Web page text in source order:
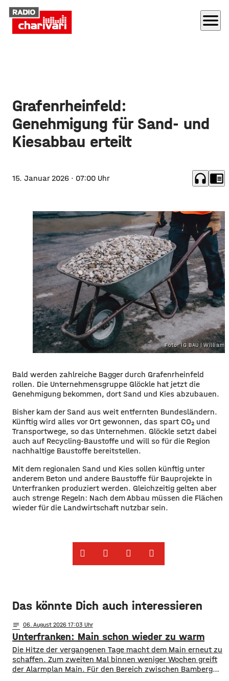
menu
Grafenrheinfeld:
Genehmigung für Sand- und
Kiesabbau erteilt
15. Januar 2026 · 07:00 Uhr headphones chrome_reader_mode
Foto: IG BAU | William
Bald werden zahlreiche Bagger durch Grafenrheinfeld
rollen. Die Unternehmensgruppe Glöckle hat jetzt die
Genehmigung bekommen, dort Sand und Kies abzubauen.
Bisher kam der Sand aus weit entfernten Bundesländern.
Künftig wird alles vor Ort gewonnen, das spart CO₂ und
Transportwege, so das Unternehmen. Glöckle setzt dabei
auch auf Recycling-Baustoffe und will so für die Region
nachhaltige Baustoffe bereitstellen.
Mit dem regionalen Sand und Kies sollen künftig unter
anderem Beton und andere Baustoffe für Bauprojekte in
Unterfranken produziert werden. Gleichzeitig gelten aber
auch strenge Regeln: Nach dem Abbau müssen die Flächen
wieder für die Landwirtschaft nutzbar sein.
Das könnte Dich auch interessieren
notes 06. August 2026 17:03
Unterfranken: Main schon wieder zu warm
Die Hitze der vergangenen Tage macht dem Main erneut zu
schaffen. Zum zweiten Mal binnen weniger Wochen greift
der Alarmplan Main. Für den Bereich zwischen Bamberg